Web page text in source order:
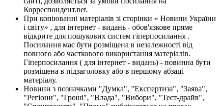
Корреспондент.net.
При копіюванні матеріалів зі сторінки « Новини України
і світу» , для інтернет - видань - обов'язкове пряме
відкрите для пошукових систем гіперпосилання .
Посилання має бути розміщена в незалежності від
повного або часткового використання матеріалів.
Гіперпосилання ( для інтернет - видань) - повинна бути
розміщена в підзаголовку або в першому абзаці
матеріалу.
Новини з позначками "Думка", "Експертиза", "Заява",
"Регіони", "Гроші", "Влада", "Вибори", "Тест-драйв",